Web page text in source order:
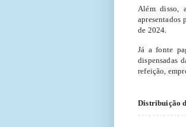
Além disso,
de 2024.
Já a fonte
dispensadas
refeição,
Distribuição